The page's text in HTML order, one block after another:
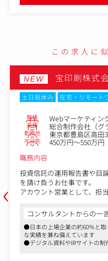
この求人に
‹
NEW 宝印刷株式
土日祝休み 在宅・リモート
職種 Webマーケティン
業種 総合制作会社（グ
勤務地 東京都豊島区高田
年収例
450万円～550万円
職務内容
投資信託の運用報告書や目
を請け負うお仕事です。
アカウント営業として、担
正、納期管理までを一貫し
あなたの品質管理が、お客
する、非常に貢献度の高い
具体的には
コンサルタントからの一
●日本の上場企業の約60％と
な実績を兼ね備えています
●デジタル資料やIRサイトの制